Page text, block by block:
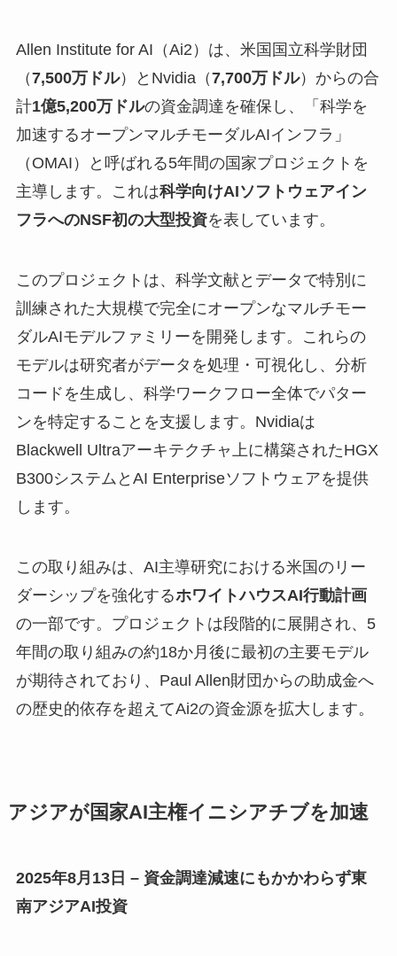
Allen Institute for AI（Ai2）は、米国国立科学財団
（7,500万ドル）とNvidia（7,700万ドル）からの合
計1億5,200万ドルの資金調達を確保し、「科学を
加速するオープンマルチモーダルAIインフラ」
（OMAI）と呼ばれる5年間の国家プロジェクトを
主導します。これは科学向けAIソフトウェアイン
フラへのNSF初の大型投資を表しています。
このプロジェクトは、科学文献とデータで特別に
訓練された大規模で完全にオープンなマルチモー
ダルAIモデルファミリーを開発します。これらの
モデルは研究者がデータを処理・可視化し、分析
コードを生成し、科学ワークフロー全体でパター
ンを特定することを支援します。Nvidiaは
Blackwell Ultraアーキテクチャ上に構築されたHGX
B300システムとAI Enterpriseソフトウェアを提供
します。
この取り組みは、AI主導研究における米国のリー
ダーシップを強化するホワイトハウスAI行動計画
の一部です。プロジェクトは段階的に展開され、5
年間の取り組みの約18か月後に最初の主要モデル
が期待されており、Paul Allen財団からの助成金へ
の歴史的依存を超えてAi2の資金源を拡大します。
アジアが国家AI主権イニシアチブを加速
2025年8月13日 – 資金調達減速にもかかわらず東
南アジアAI投資